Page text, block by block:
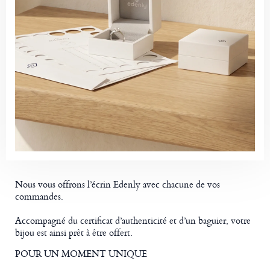
Nous vous offrons l’écrin Edenly avec chacune de vos
commandes.
Accompagné du certificat d’authenticité et d’un baguier, votre
bijou est ainsi prêt à être offert.
POUR UN MOMENT UNIQUE